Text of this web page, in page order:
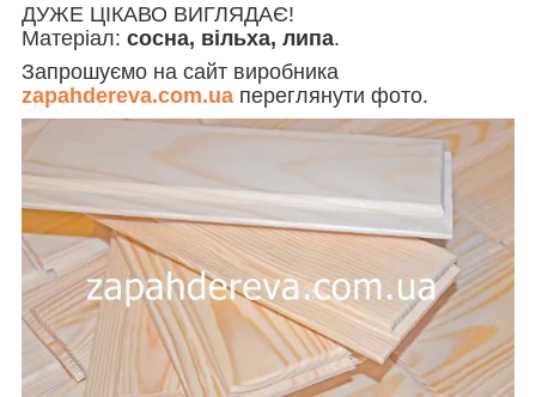
ДУЖЕ ЦІКАВО ВИГЛЯДАЄ!
Матеріал: сосна, вільха, липа.
Запрошуємо на сайт виробника
zapahdereva.com.ua переглянути фото.